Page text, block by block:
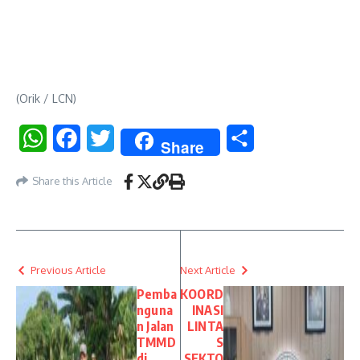
(Orik / LCN)
WhatsAppFacebookTwitter Share
Share this Article
Previous Article
Pemba
nguna
n Jalan
TMMD
Next Article
KOORD
INASI
LINTA
S